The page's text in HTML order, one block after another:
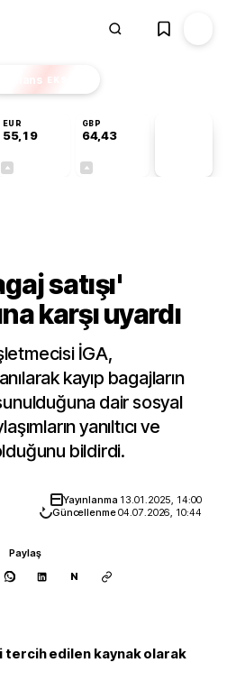
Finans EKSTRA
EUR
55,19
GBP
64,43
satışı'
karşı uyardı
İGA,
kayıp bagajların
dair sosyal
yanıltıcı ve
bildirdi.
Yayınlanma 13.01.2025, 14:00
Güncellenme04.07.2026, 10:44
Paylaş
N
tercih edilen kaynak olarak